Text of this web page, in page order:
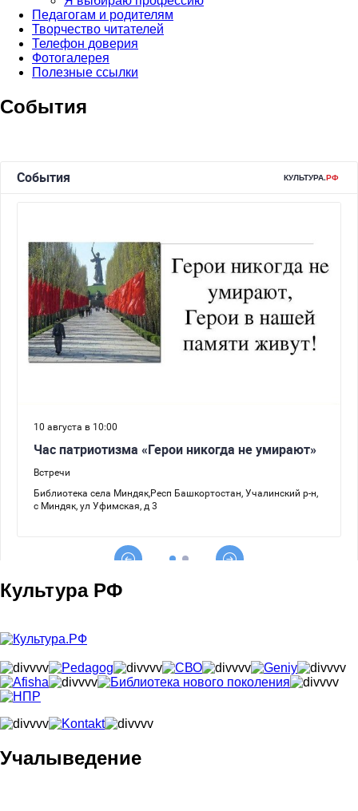
Педагогам и родителям
Творчество читателей
Телефон доверия
Фотогалерея
Полезные ссылки
События
Культура РФ
Учалыведение